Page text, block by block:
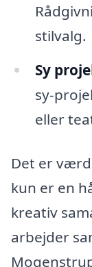
stilvalg.
Sy
sy-
eller
Det er
kun er en
kreativ
arbejder